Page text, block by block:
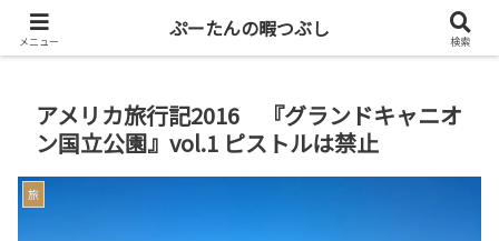
共働き二人暮らしを楽しもう
アメリカ旅行記2016 『グランドキャニオ
ン国立公園』vol.1 ピストルは禁止
旅
メニュー
ぷーたんの暇つぶし
検索